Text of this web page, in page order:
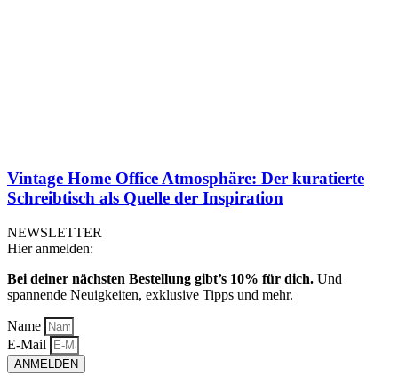
Vintage Home Office Atmosphäre: Der kuratierte
Schreibtisch als Quelle der Inspiration
NEWSLETTER
Hier anmelden:
Bei deiner nächsten Bestellung gibt’s 10% für dich. Und
spannende Neuigkeiten, exklusive Tipps und mehr.
Name
E-Mail
ANMELDEN